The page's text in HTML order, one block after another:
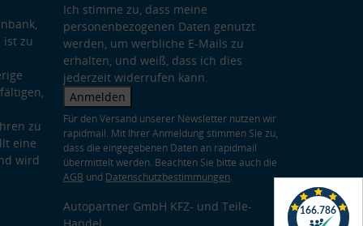
ist zu
zu
eine
wird
Ich stimme zu, dass meine
personenbezogenen Daten genutzt
werden, um werbliche E-Mails zu
erhalten, und weiß, dass ich dies
jederzeit widerrufen kann.
Anmelden
Für den Versand unserer Newsletter nutzen wir
rapidmail. Mit Ihrer Anmeldung stimmen Sie zu,
dass die eingegebenen Daten an rapidmail
übermittelt werden. Beachten Sie bitte auch die
AGB und Datenschutzbestimmungen.
Autopartner GmbH KFZ- und Teile-